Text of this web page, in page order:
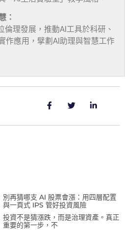
：
倫理發展，推動AI工具於科研、
作應用，擘劃AI助理與智慧工作
別再猜哪支 AI 股票會漲：用四層配置
與一頁式 IPS 管好投資風險
投資不是猜漲跌，而是治理資產。真正
重要的第一步，不